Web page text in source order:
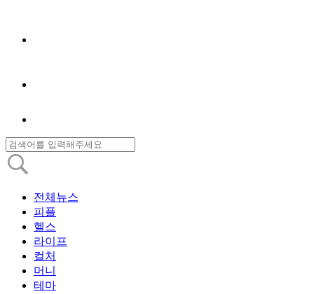
전체뉴스
피플
헬스
라이프
컬처
머니
테마